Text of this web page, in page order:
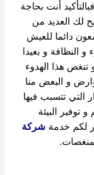
أنت بحاجة
لك العديد من
دائما للعيش
النظافة و بعيدا
تنغص هذا الهدوء
و البعض منا
التي تتسبب فيها
البيئة
لكم خدمةشركة